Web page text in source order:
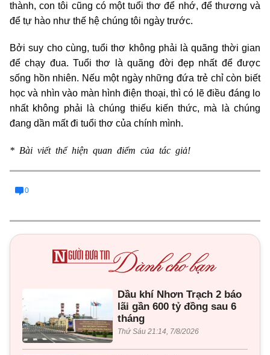
thành, con tôi cũng có một tuổi thơ để nhớ, để thương và
để tự hào như thế hệ chúng tôi ngày trước.
Bởi suy cho cùng, tuổi thơ không phải là quãng thời gian
để chạy đua. Tuổi thơ là quãng đời đẹp nhất để được
sống hồn nhiên. Nếu một ngày những đứa trẻ chỉ còn biết
học và nhìn vào màn hình điện thoại, thì có lẽ điều đáng lo
nhất không phải là chúng thiếu kiến thức, mà là chúng
đang dần mất đi tuổi thơ của chính mình.
* Bài viết thể hiện quan điểm của tác giả!
0
Dầu khí Nhơn Trạch 2 báo
lãi gần 600 tỷ đồng sau 6
tháng
Thứ Sáu 21:14, 7/8/2026